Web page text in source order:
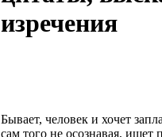
изречения
Бывает, человек и хочет
сам того не осознавая, ищет